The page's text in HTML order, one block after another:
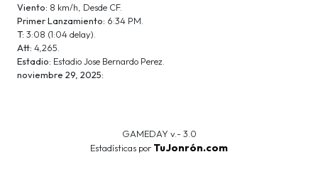
Viento: 8 km/h, Desde CF.
Primer Lanzamiento: 6:34 PM.
T: 3:08 (1:04 delay).
Att: 4,265.
Estadio: Estadio Jose Bernardo Perez.
noviembre 29, 2025:
GAMEDAY v.- 3.0
Estadísticas por TuJonrón.com